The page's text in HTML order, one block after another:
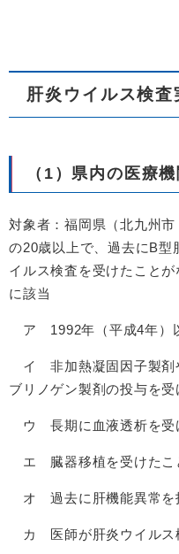
肝炎ウイルス検査
（1）県内の医療機
対象者：福岡県（北九州
の20歳以上で、過去にB型
イルス検査を受けたこと
に該当
ア 1992年（平成4年）
イ 非加熱凝固因子製剤
ブリノゲン製剤の投与を
ウ 長期に血液透析を受
エ 臓器移植を受けたこ
オ 過去に肝機能異常を
カ 医師が肝炎ウイルス